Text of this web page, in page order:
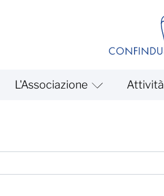
L'Associazione Attività